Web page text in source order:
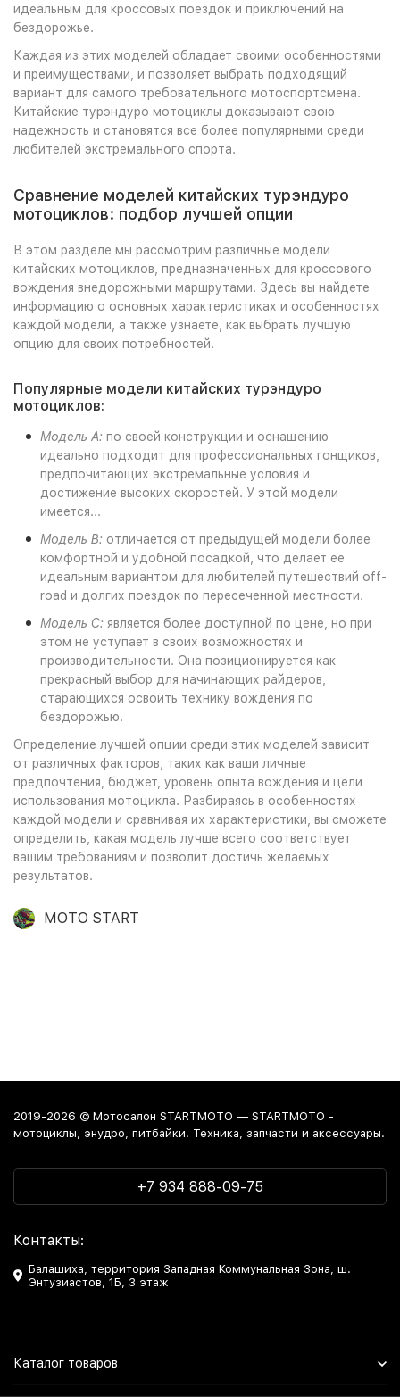
идеальным для кроссовых поездок и приключений на
бездорожье.
Каждая из этих моделей обладает своими особенностями
и преимуществами, и позволяет выбрать подходящий
вариант для самого требовательного мотоспортсмена.
Китайские турэндуро мотоциклы доказывают свою
надежность и становятся все более популярными среди
любителей экстремального спорта.
Сравнение моделей китайских турэндуро
мотоциклов: подбор лучшей опции
В этом разделе мы рассмотрим различные модели
китайских мотоциклов, предназначенных для кроссового
вождения внедорожными маршрутами. Здесь вы найдете
информацию о основных характеристиках и особенностях
каждой модели, а также узнаете, как выбрать лучшую
опцию для своих потребностей.
Популярные модели китайских турэндуро
мотоциклов:
Модель A: по своей конструкции и оснащению
идеально подходит для профессиональных гонщиков,
предпочитающих экстремальные условия и
достижение высоких скоростей. У этой модели
имеется...
Модель B: отличается от предыдущей модели более
комфортной и удобной посадкой, что делает ее
идеальным вариантом для любителей путешествий off-
road и долгих поездок по пересеченной местности.
Модель C: является более доступной по цене, но при
этом не уступает в своих возможностях и
производительности. Она позиционируется как
прекрасный выбор для начинающих райдеров,
старающихся освоить технику вождения по
бездорожью.
Определение лучшей опции среди этих моделей зависит
от различных факторов, таких как ваши личные
предпочтения, бюджет, уровень опыта вождения и цели
использования мотоцикла. Разбираясь в особенностях
каждой модели и сравнивая их характеристики, вы сможете
определить, какая модель лучше всего соответствует
вашим требованиям и позволит достичь желаемых
результатов.
MOTO START
2019-2026 © Мотосалон STARTMOTO — STARTMOTO -
мотоциклы, энудро, питбайки. Техника, запчасти и аксессуары.
+7 934 888-09-75
Контакты:
Балашиха, территория Западная Коммунальная Зона, ш.
Энтузиастов, 1Б, 3 этаж
Каталог товаров